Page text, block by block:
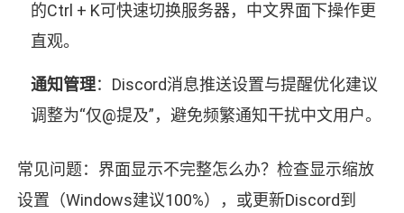
的Ctrl + K可快速切换服务器，中文界面下操作更
直观。
通知管理：Discord消息推送设置与提醒优化建议
调整为“仅@提及”，避免频繁通知干扰中文用户。
常见问题：界面显示不完整怎么办？检查显示缩放
设置（Windows建议100%），或更新Discord到